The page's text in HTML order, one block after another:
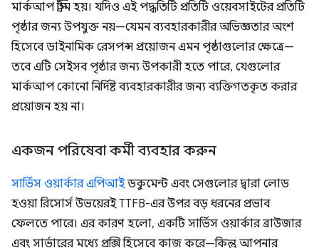
মার্কআপ স্ট্রিম হয়। যদিও এই পদ্ধতিটি প্রতিটি ওয়েবসাইটের প্রতিটি
পৃষ্ঠার জন্য উপযুক্ত নয়—যেমন ব্যবহারকারীর অভিজ্ঞতার অংশ
হিসেবে ডাইনামিক রেসপন্স প্রয়োজন এমন পৃষ্ঠাগুলোর ক্ষেত্রে—
তবে এটি সেইসব পৃষ্ঠার জন্য উপকারী হতে পারে, যেগুলোর
মার্কআপ কোনো নির্দিষ্ট ব্যবহারকারীর জন্য ব্যক্তিগতকৃত করার
প্রয়োজন হয় না।
একজন পরিষেবা কর্মী ব্যবহার করুন
সার্ভিস ওয়ার্কার এপিআইডকুমেন্ট এবং সেগুলোর দ্বারা লোড
হওয়া রিসোর্স উভয়েরই TTFB-এর উপর বড় ধরনের প্রভাব
ফেলতে পারে। এর কারণ হলো, একটি সার্ভিস ওয়ার্কার ব্রাউজার
এবং সার্ভারের মধ্যে প্রক্সি হিসেবে কাজ করে—কিন্তু আপনার